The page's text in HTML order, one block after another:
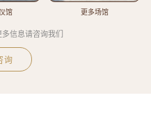
馆 更多场馆
信息请咨询我们
询